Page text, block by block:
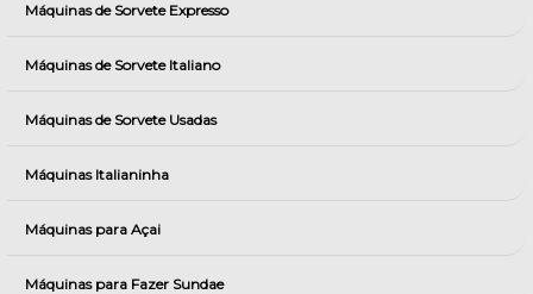
Máquinas de Sorvete Expresso
Máquinas de Sorvete Italiano
Máquinas de Sorvete Usadas
Máquinas Italianinha
Máquinas para Açai
Máquinas para Fazer Sundae